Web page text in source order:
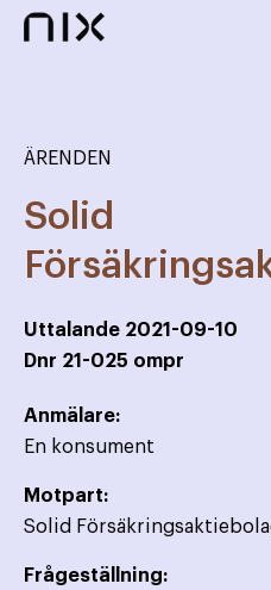
ÄRENDEN
Solid
Uttalande 2021-09-10
Dnr 21-025 ompr
Anmälare:
En konsument
Motpart:
Solid
Frågeställning: